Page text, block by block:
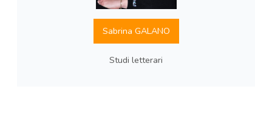
Sabrina GALANO
Studi letterari